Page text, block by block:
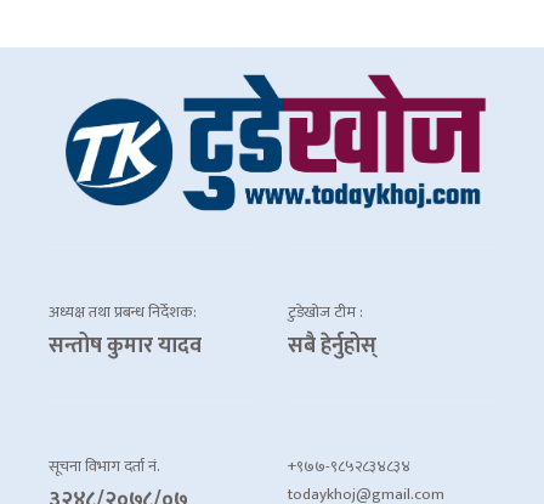
अध्यक्ष तथा प्रबन्ध निर्देशक:
सन्तोष कुमार यादव
टुडेखोज टीम :
सबै हेर्नुहोस्
सूचना विभाग दर्ता नं.
+९७७-९८५२८३४८३४
todaykhoj@gmail.com